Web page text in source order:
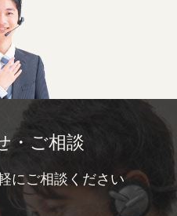
・ご相談
にご相談ください